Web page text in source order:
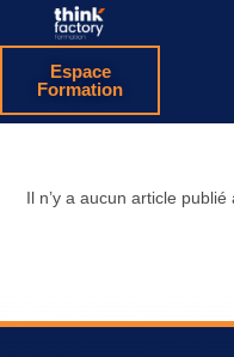
Espace
Formation
Il n’y a aucun article